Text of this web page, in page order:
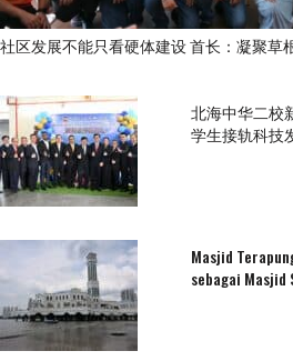
社区发展不能只看硬体建设 首长：凝聚草
北海中华二校
学生接轨科技
Masjid
sebagai Masjid